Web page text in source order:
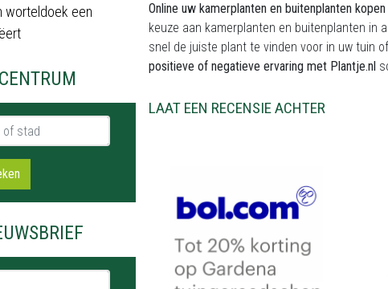
worteldoek een
stad
Online uw kamerplanten en buitenplanten kopen
keuze aan kamerplanten en buitenplanten in
snel de juiste plant te vinden voor in uw tuin
positieve of negatieve ervaring met Plantje.nl
LAAT EEN RECENSIE ACHTER